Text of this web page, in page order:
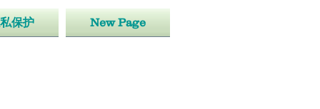
保护 New Page